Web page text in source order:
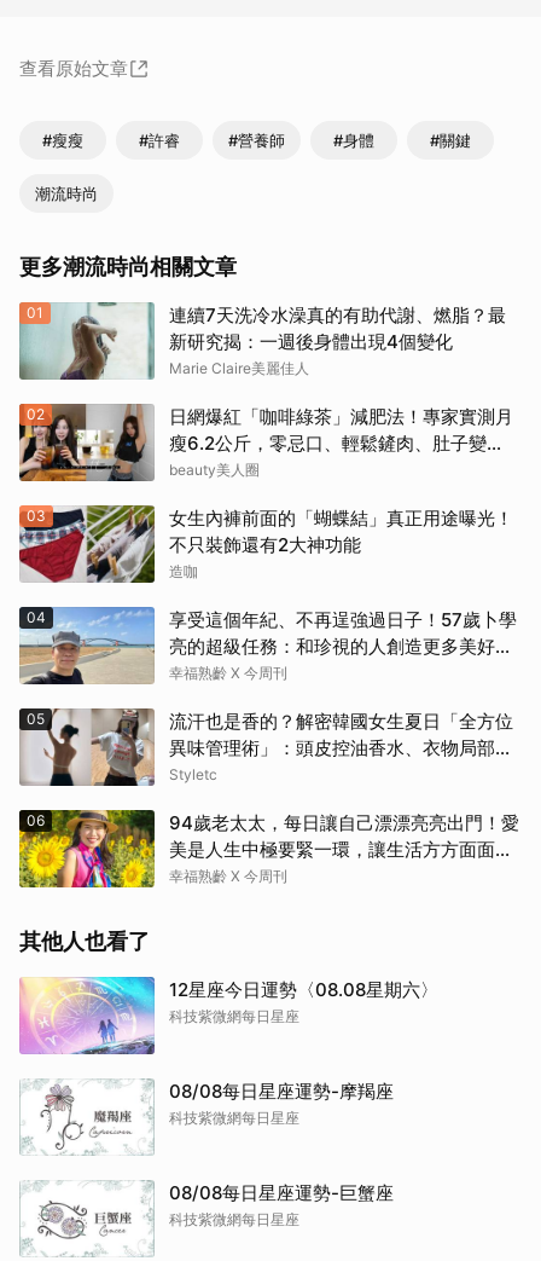
查看原始文章
#瘦瘦 #許睿 #營養師 #身體 #關鍵
潮流時尚
更多潮流時尚相關文章
01
連續7天洗冷水澡真的有助代謝、燃脂？最
新研究揭：一週後身體出現4個變化
Marie Claire美麗佳人
02
日網爆紅「咖啡綠茶」減肥法！專家實測月
瘦6.2公斤，零忌口、輕鬆鏟肉、肚子變
小！
beauty美人圈
03
女生內褲前面的「蝴蝶結」真正用途曝光！
不只裝飾還有2大神功能
造咖
04
享受這個年紀、不再逞強過日子！57歲卜學
亮的超級任務：和珍視的人創造更多美好記
憶
幸福熟齡 X 今周刊
05
流汗也是香的？解密韓國女生夏日「全方位
異味管理術」：頭皮控油香水、衣物局部消
臭，打造自帶母胎偽體香
Styletc
06
94歲老太太，每日讓自己漂漂亮亮出門！愛
美是人生中極要緊一環，讓生活方方面面，
更加豐富有樂趣
幸福熟齡 X 今周刊
其他人也看了
12星座今日運勢〈08.08星期六〉
科技紫微網每日星座
08/08每日星座運勢-摩羯座
科技紫微網每日星座
08/08每日星座運勢-巨蟹座
科技紫微網每日星座